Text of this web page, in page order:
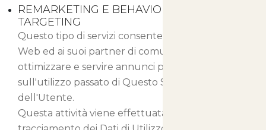
REMARKETING E BEHAVIORAL
TARGETING
Questo tipo di servizi consente a Questo Sito
Web ed ai suoi partner di comunicare,
ottimizzare e servire annunci pubblicitari basati
sull'utilizzo passato di Questo Sito Web da parte
dell'Utente.
Questa attività viene effettuata tramite il